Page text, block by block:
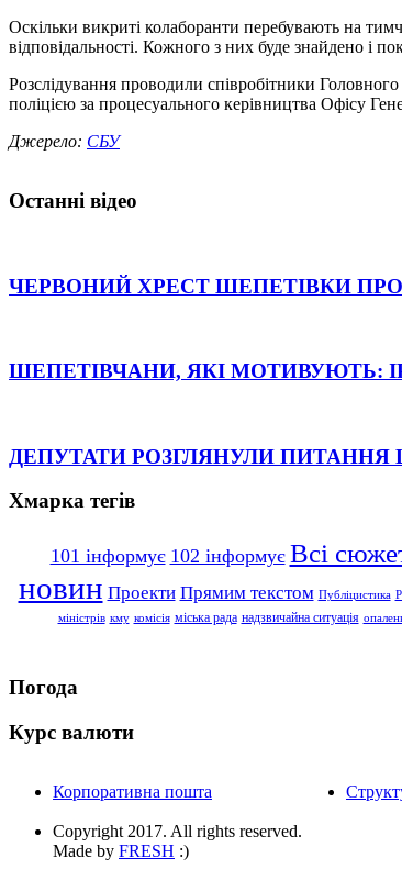
Оскільки викриті колаборанти перебувають на
відповідальності. Кожного з них буде знайдено і
Розслідування проводили співробітники
поліцією за процесуального керівництва Офісу
Джерело: СБУ
Останні відео
ЧЕРВОНИЙ ХРЕСТ ШЕПЕТІВКИ
ШЕПЕТІВЧАНИ, ЯКІ МОТИВУЮТЬ:
ДЕПУТАТИ РОЗГЛЯНУЛИ
Хмарка тегів
101 інформує 102 інформує Всі
новин Проекти Прямим текстом Публіцистика
міністрів кму комісія міська рада надзвичайна ситуація
Погода
Курс валюти
Корпоративна пошта
Copyright 2017. All rights reserved.
Made by FRESH :)